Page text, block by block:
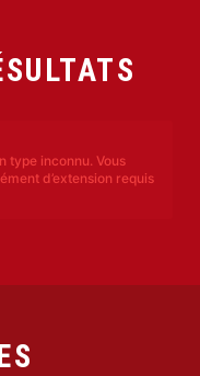
type inconnu. Vous
d’extension requis